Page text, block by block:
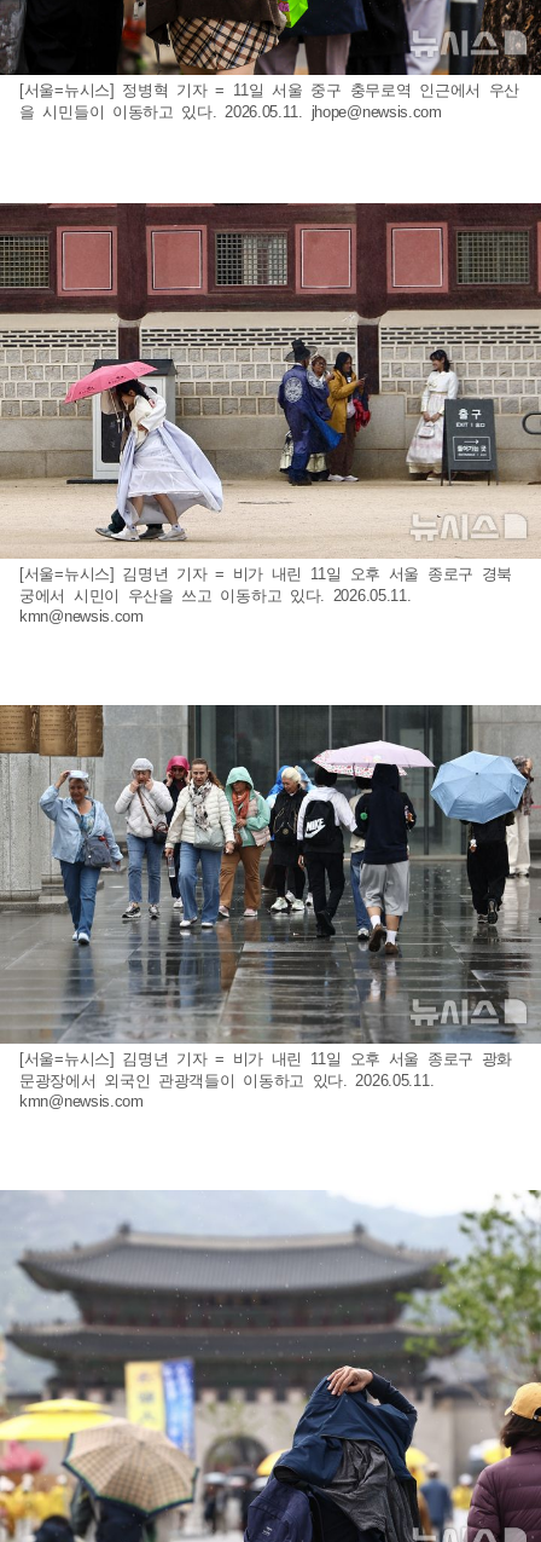
[서울=뉴시스] 정병혁 기자 = 11일 서울 중구 충무로역 인근에서 우산
을 시민들이 이동하고 있다. 2026.05.11. jhope@newsis.com
[서울=뉴시스] 김명년 기자 = 비가 내린 11일 오후 서울 종로구 경북
궁에서 시민이 우산을 쓰고 이동하고 있다. 2026.05.11.
kmn@newsis.com
[서울=뉴시스] 김명년 기자 = 비가 내린 11일 오후 서울 종로구 광화
문광장에서 외국인 관광객들이 이동하고 있다. 2026.05.11.
kmn@newsis.com